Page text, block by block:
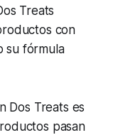
Treats
con
su fórmula
Dos Treats es
pasan